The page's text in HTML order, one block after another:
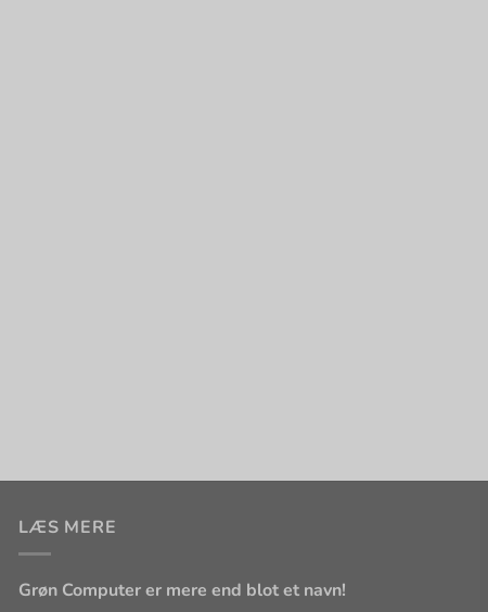
LÆS MERE
Grøn Computer er mere end blot et navn!